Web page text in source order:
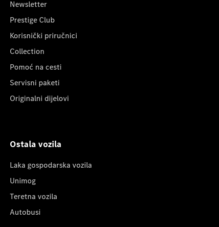
Newsletter
Prestige Club
Korisnički priručnici
Collection
Pomoć na cesti
Servisni paketi
Originalni dijelovi
Ostala vozila
Laka gospodarska vozila
Unimog
Teretna vozila
Autobusi